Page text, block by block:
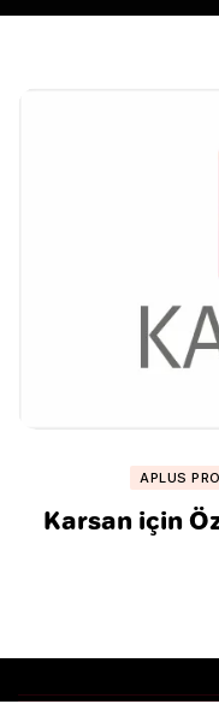
APLUS
Karsan için